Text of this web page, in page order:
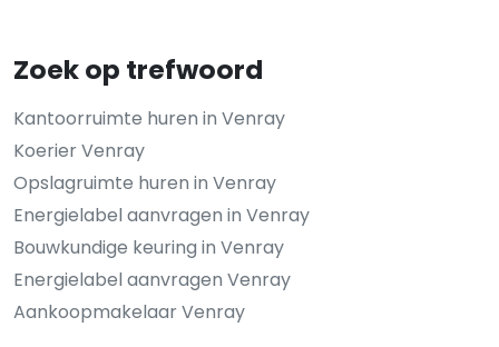
Zoek op trefwoord
Kantoorruimte huren in Venray
Koerier Venray
Opslagruimte huren in Venray
Energielabel aanvragen in Venray
Bouwkundige keuring in Venray
Energielabel aanvragen Venray
Aankoopmakelaar Venray